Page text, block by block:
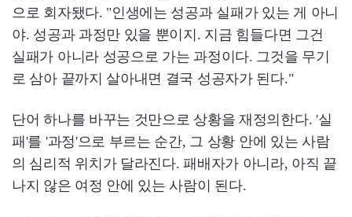
으로 회자됐다. "인생에는 성공과 실패가 있는 게 아니
야. 성공과 과정만 있을 뿐이지. 지금 힘들다면 그건
실패가 아니라 성공으로 가는 과정이다. 그것을 무기
로 삼아 끝까지 살아내면 결국 성공자가 된다."
단어 하나를 바꾸는 것만으로 상황을 재정의한다. '실
패'를 '과정'으로 부르는 순간, 그 상황 안에 있는 사람
의 심리적 위치가 달라진다. 패배자가 아니라, 아직 끝
나지 않은 여정 안에 있는 사람이 된다.